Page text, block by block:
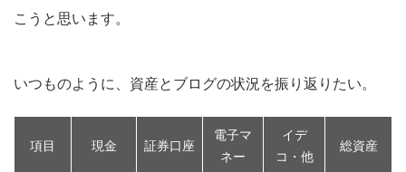
こうと思います。
いつものように、資産とブログの状況を振り返りたい。
項目 現金 証券口座
電子マ
ネー
イデ
コ・他
総資産